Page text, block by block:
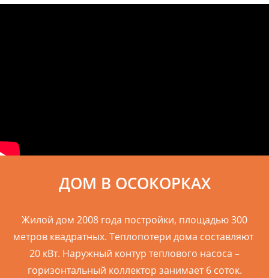
ДОМ В ОСОКОРКАХ
Жилой дом 2008 года постройки, площадью 300
метров квадратных. Теплопотери дома составляют
20 кВт. Наружный контур теплового насоса –
горизонтальный коллектор занимает 6 соток.